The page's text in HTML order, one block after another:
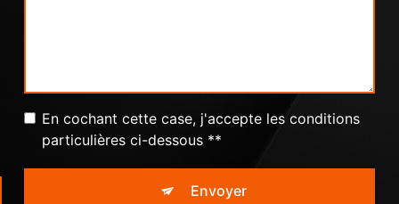
En cochant cette case, j'accepte les conditions
particulières ci-dessous **
Envoyer